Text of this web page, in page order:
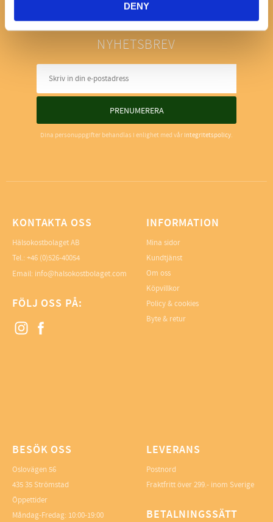
DENY
NYHETSBREV
PRENUMERERA
Dina personuppgifter behandlas i enlighet med vår integritetspolicy.
KONTAKTA OSS
Hälsokostbolaget AB
Tel.: +46 (0)526-40054
Email: info@halsokostbolaget.com
FÖLJ OSS PÅ:
INFORMATION
Mina sidor
Kundtjänst
Om oss
Köpvillkor
Policy & cookies
Byte & retur
BESÖK OSS
Oslovägen 56
435 35 Strömstad
Öppettider
Måndag-Fredag: 10:00-19:00
LEVERANS
Postnord
Fraktfritt över 299.- inom Sverige
BETALNINGSSÄTT